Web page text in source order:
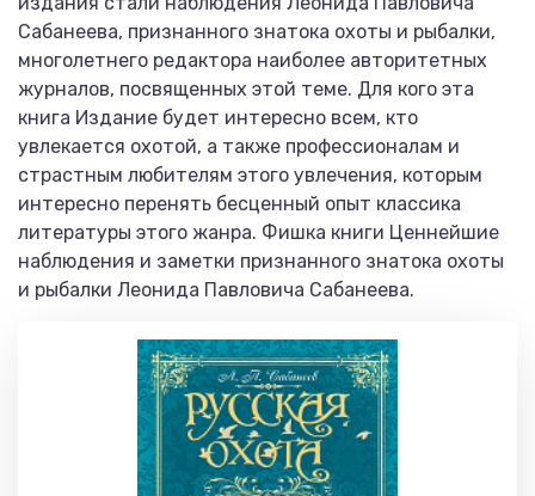
Сабанеева, признанного знатока охоты и рыбалки,
многолетнего редактора наиболее авторитетных
журналов, посвященных этой теме. Для кого эта
книга Издание будет интересно всем, кто
увлекается охотой, а также профессионалам и
страстным любителям этого увлечения, которым
интересно перенять бесценный опыт классика
литературы этого жанра. Фишка книги Ценнейшие
наблюдения и заметки признанного знатока охоты
и рыбалки Леонида Павловича Сабанеева.